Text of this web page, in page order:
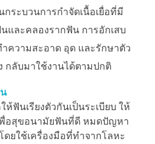
กระบวนการกำจัดเนื้อเยื่อที่มี
และคลองรากฟัน การอักเสบ
ความสะอาด อุด และรักษาตัว
กลับมาใช้งานได้ตามปกติ
ห้ฟันเรียงตัวกันเป็นระเบียบ ให้
พื่อสุขอนามัยฟันที่ดี หมดปัญหา
ดยใช้เครื่องมือที่ทำจากโลหะ